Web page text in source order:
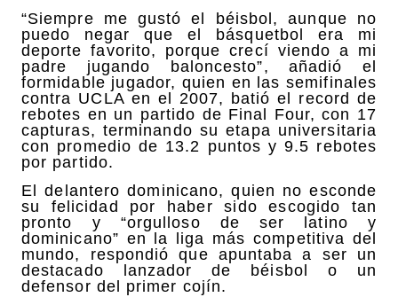
“Siempre me gustó el béisbol, aunque no
puedo negar que el básquetbol era mi
deporte favorito, porque crecí viendo a mi
padre jugando baloncesto”, añadió el
formidable jugador, quien en las semifinales
contra UCLA en el 2007, batió el record de
rebotes en un partido de Final Four, con 17
capturas, terminando su etapa universitaria
con promedio de 13.2 puntos y 9.5 rebotes
por partido.
El delantero dominicano, quien no esconde
su felicidad por haber sido escogido tan
pronto y “orgulloso de ser latino y
dominicano” en la liga más competitiva del
mundo, respondió que apuntaba a ser un
destacado lanzador de béisbol o un
defensor del primer cojín.